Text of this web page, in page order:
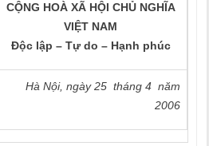
CỘNG HOÀ XÃ HỘI CHỦ NGHĨA
VIỆT NAM
Độc lập – Tự do – Hạnh phúc
Hà Nội, ngày 25 tháng 4 năm
2006